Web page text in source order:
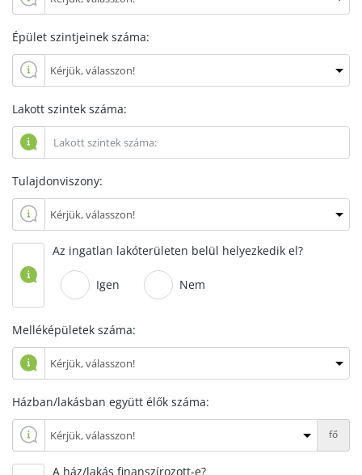
Épület szintjeinek száma:
Lakott szintek száma:
Tulajdonviszony:
Az ingatlan lakóterületen belül helyezkedik el?
Igen Nem
Melléképületek száma:
Házban/lakásban együtt élők száma:
fő
A ház/lakás finanszírozott-e?